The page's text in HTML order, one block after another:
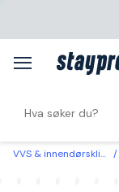
VVS & innendørsklima